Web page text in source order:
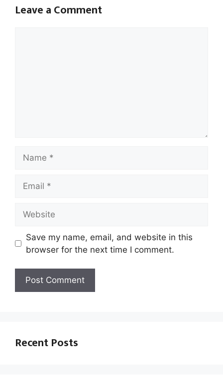
Leave a Comment
Save my name, email, and website in this
browser for the next time I comment.
Recent Posts